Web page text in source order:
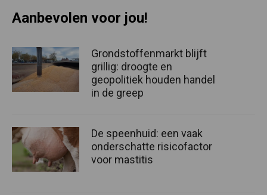
Aanbevolen voor jou!
Grondstoffenmarkt blijft
grillig: droogte en
geopolitiek houden handel
in de greep
De speenhuid: een vaak
onderschatte risicofactor
voor mastitis